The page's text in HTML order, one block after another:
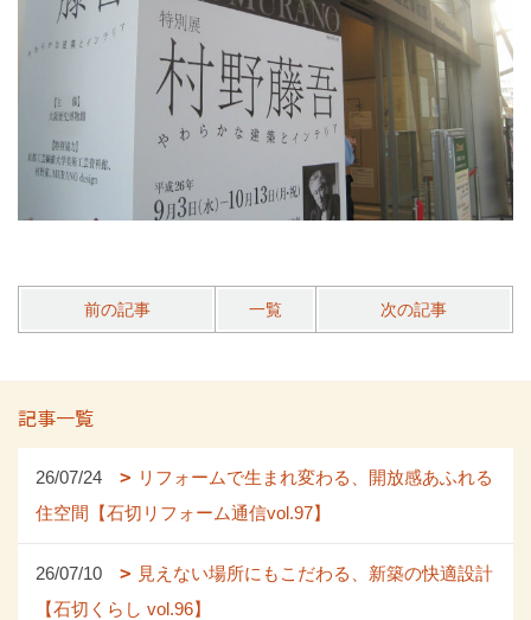
前の記事 一覧 次の記事
記事一覧
26/07/24
リフォームで生まれ変わる、開放感あふれる
住空間【石切リフォーム通信vol.97】
26/07/10
見えない場所にもこだわる、新築の快適設計
【石切くらし vol.96】